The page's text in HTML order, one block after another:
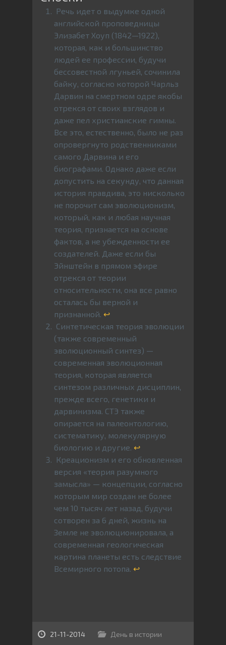
Речь идет о выдумке одной
английской проповедницы
Элизабет Хоуп (1842—1922),
которая, как и большинство
людей ее профессии, будучи
бессовестной лгуньей, сочинила
байку, согласно которой Чарльз
Дарвин на смертном одре якобы
отрекся от своих взглядов и
даже пел христианские гимны.
Все это, естественно, было не раз
опровергнуто родственниками
самого Дарвина и его
биографами. Однако даже если
допустить на секунду, что данная
история правдива, это нисколько
не порочит сам эволюционизм,
который, как и любая научная
теория, признается на основе
фактов, а не убежденности ее
создателей. Даже если бы
Эйнштейн в прямом эфире
отрекся от теории
относительности, она все равно
осталась бы верной и
признанной. ↩
Синтетическая теория эволюции
(также современный
эволюционный синтез) —
современная эволюционная
теория, которая является
синтезом различных дисциплин,
прежде всего, генетики и
дарвинизма. СТЭ также
опирается на палеонтологию,
систематику, молекулярную
биологию и другие. ↩
Креационизм и его обновленная
версия «теория разумного
замысла» — концепции, согласно
которым мир создан не более
чем 10 тысяч лет назад, будучи
сотворен за 6 дней, жизнь на
Земле не эволюционировала, а
современная геологическая
картина планеты есть следствие
Всемирного потопа. ↩
21-11-2014 День в истории